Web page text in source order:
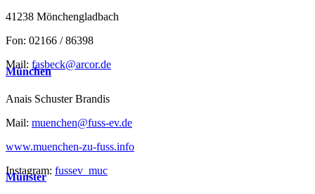
41238 Mönchengladbach
Fon: 02166 / 86398
Mail: fasbeck@arcor.de
München
Anais Schuster Brandis
Mail: muenchen@fuss-ev.de
www.muenchen-zu-fuss.info
Instagram: fussev_muc
Münster